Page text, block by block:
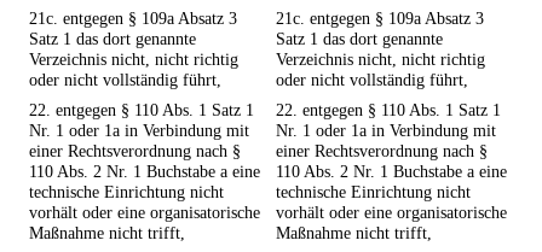
21c. entgegen § 109a Absatz 3
Satz 1 das dort genannte
Verzeichnis nicht, nicht richtig
oder nicht vollständig führt,
21c. entgegen § 109a Absatz 3
Satz 1 das dort genannte
Verzeichnis nicht, nicht richtig
oder nicht vollständig führt,
22. entgegen § 110 Abs. 1 Satz 1
Nr. 1 oder 1a in Verbindung mit
einer Rechtsverordnung nach §
110 Abs. 2 Nr. 1 Buchstabe a eine
technische Einrichtung nicht
vorhält oder eine organisatorische
Maßnahme nicht trifft,
22. entgegen § 110 Abs. 1 Satz 1
Nr. 1 oder 1a in Verbindung mit
einer Rechtsverordnung nach §
110 Abs. 2 Nr. 1 Buchstabe a eine
technische Einrichtung nicht
vorhält oder eine organisatorische
Maßnahme nicht trifft,